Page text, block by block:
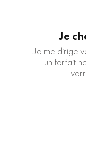
Je
Je me dirige
un forfait